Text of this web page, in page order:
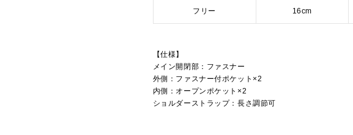
フリー 16cm
【仕様】
メイン開閉部：ファスナー
外側：ファスナー付ポケット×2
内側：オープンポケット×2
ショルダーストラップ：長さ調節可